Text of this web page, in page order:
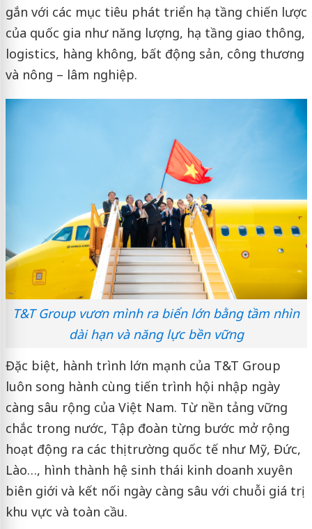
gắn với các mục tiêu phát triển hạ tầng chiến lược
của quốc gia như năng lượng, hạ tầng giao thông,
logistics, hàng không, bất động sản, công thương
và nông – lâm nghiệp.
T&T Group vươn mình ra biển lớn bằng tầm nhìn
dài hạn và năng lực bền vững
Đặc biệt, hành trình lớn mạnh của T&T Group
luôn song hành cùng tiến trình hội nhập ngày
càng sâu rộng của Việt Nam. Từ nền tảng vững
chắc trong nước, Tập đoàn từng bước mở rộng
hoạt động ra các thị trường quốc tế như Mỹ, Đức,
Lào…, hình thành hệ sinh thái kinh doanh xuyên
biên giới và kết nối ngày càng sâu với chuỗi giá trị
khu vực và toàn cầu.